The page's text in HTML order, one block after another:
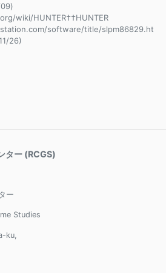
wiki/HUNTER††HUNTER
software/title/slpm86829.ht
26)
ター (RCGS)
ー
Studies
ku,